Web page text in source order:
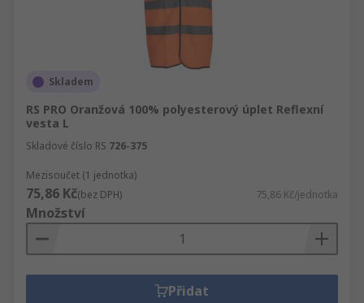
Skladem
RS PRO Oranžová 100% polyesterový úplet Reflexní
vesta L
Skladové číslo RS 726-375
Mezisoučet (1 jednotka)
75,86 Kč(bez DPH) 75,86 Kč/jednotka
Množství
Přidat